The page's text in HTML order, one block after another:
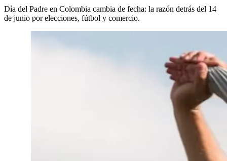
Día del Padre en Colombia cambia de fecha: la razón detrás del 14
de junio por elecciones, fútbol y comercio.